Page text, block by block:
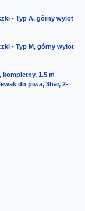
- Typ A, górny wylot
- Typ M, górny wylot
1.5 m
do piwa, 3bar, 2-